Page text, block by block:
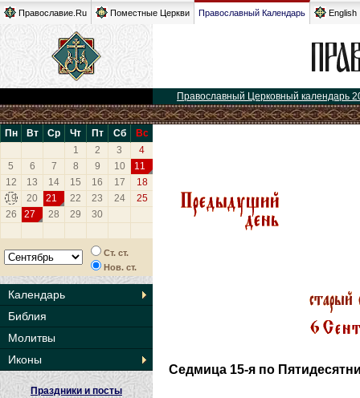
Православие.Ru Поместные Церкви Православный Календарь English
Православный Церковный календарь
Пн Вт Ср Чт Пт Сб
Вс
1
2 3
4
5
6 7 8 9 10
11
12
13 14 15 16 17
18
19
20 21 22 23 24
25
26
27 28 29 30
Ст. ст.
Нов. ст.
Календарь
Библия
Молитвы
Иконы
Праздники и посты
Седмица 15-я по